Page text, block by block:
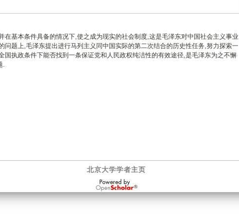
在基本条件具备的情况下,使之成为现实的社会制度,这是毛泽东对中国社会主义事业
问题上,毛泽东提出进行马列主义同中国实际的第二次结合的历史性任务,努力探索一
国执政条件下能否找到一条保证党和人民政权纯洁性的有效途径,是毛泽东为之不懈
.
北京大学学者主页
OpenScholar